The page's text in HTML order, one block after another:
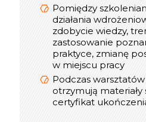
Pomiędzy
działania
zdobycie wiedzy,
zastosowanie
praktyce, zmianę
w miejscu pracy
Podczas
otrzymują
certyfikat
informacje
o szkoleniu